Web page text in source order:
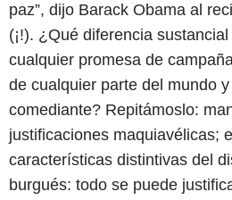
paz”, dijo Barack Obama al
(¡!). ¿Qué diferencia
cualquier promesa de
de cualquier parte del mundo
comediante? Repitámoslo:
justificaciones maquiavélicas;
características distintivas del
burgués: todo se puede